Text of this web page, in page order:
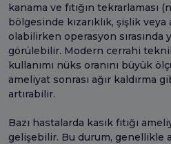
kanama ve fıtığın tekrarlaması
bölgesinde kızarıklık, şişlik
olabilirken operasyon sırasında
görülebilir. Modern cerrahi
kullanımı nüks oranını büyük
ameliyat sonrası ağır kaldırma
artırabilir.
Bazı hastalarda kasık fıtığı
gelişebilir. Bu durum, genellikle